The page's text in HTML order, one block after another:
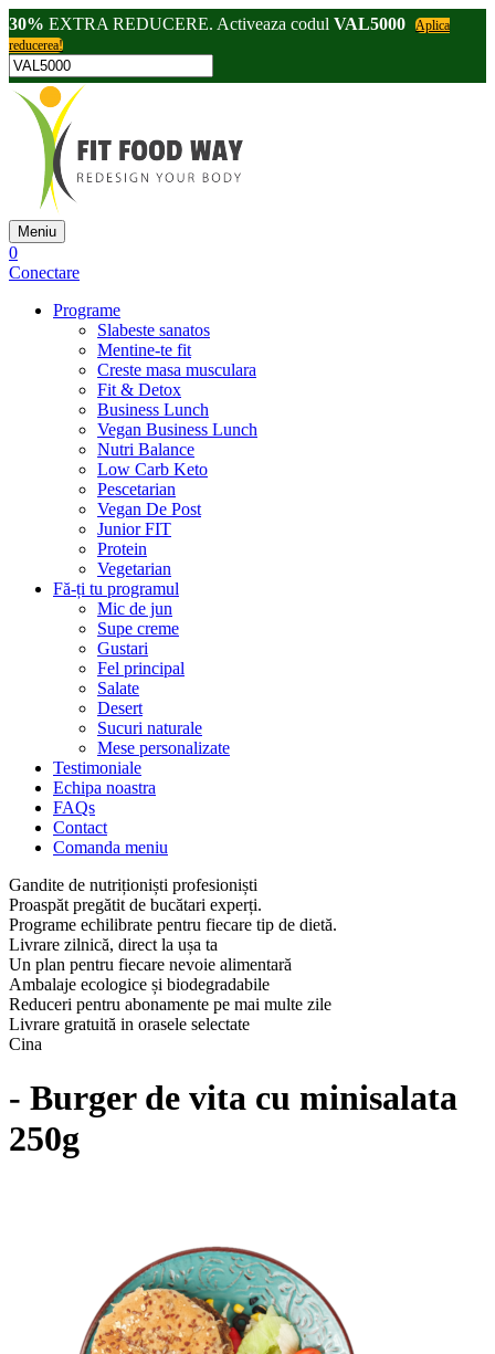
30% EXTRA REDUCERE. Activeaza codul VAL5000
Aplica
reducerea!
Meniu
0
Conectare
Programe
Slabeste sanatos
Mentine-te fit
Creste masa musculara
Fit & Detox
Business Lunch
Vegan Business Lunch
Nutri Balance
Low Carb Keto
Pescetarian
Vegan De Post
Junior FIT
Protein
Vegetarian
Fă-ți tu programul
Mic de jun
Supe creme
Gustari
Fel principal
Salate
Desert
Sucuri naturale
Mese personalizate
Testimoniale
Echipa noastra
FAQs
Contact
Comanda meniu
Gandite de nutriționiști profesioniști
Proaspăt pregătit de bucătari experți.
Programe echilibrate pentru fiecare tip de dietă.
Livrare zilnică, direct la ușa ta
Un plan pentru fiecare nevoie alimentară
Ambalaje ecologice și biodegradabile
Reduceri pentru abonamente pe mai multe zile
Livrare gratuită in orasele selectate
Cina
- Burger de vita cu minisalata
250g